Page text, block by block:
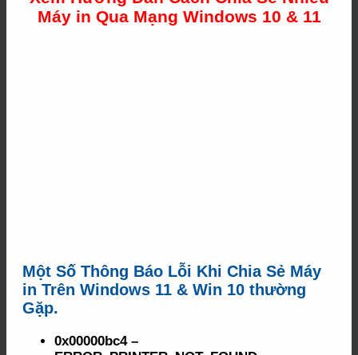
Máy in Qua Mạng Windows 10 & 11
Một Số Thông Báo Lỗi Khi Chia Sẻ Máy
in Trên Windows 11 & Win 10 thường
Gặp.
0x00000bc4 –